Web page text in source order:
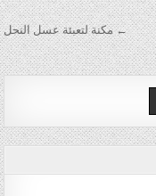
← مكنة لتعبئة عسل النحل